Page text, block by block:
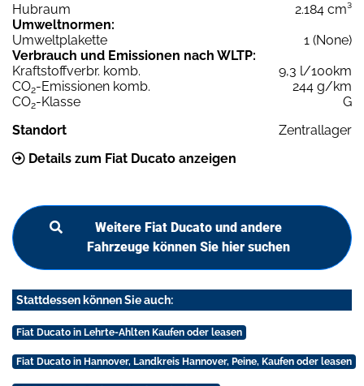
Hubraum
2.184 cm³
Umweltnormen:
Umweltplakette
1 (None)
Verbrauch und Emissionen nach WLTP:
Kraftstoffverbr. komb.
9,3 l/100km
CO2-Emissionen komb.
244 g/km
CO2-Klasse
G
Standort
Zentrallager
Details zum Fiat Ducato anzeigen
Weitere Fiat Ducato und andere
Fahrzeuge können Sie hier suchen
Stattdessen können Sie auch:
Fiat Ducato in Lehrte-Ahlten Kaufen oder leasen
Fiat Ducato in Hannover, Landkreis Hannover, Peine, Kaufen oder leasen